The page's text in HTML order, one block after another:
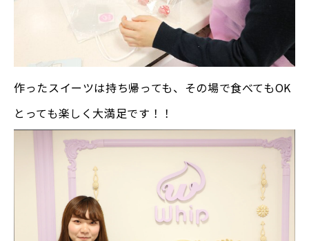
作ったスイーツは持ち帰っても、その場で食べてもOK
とっても楽しく大満足です！！